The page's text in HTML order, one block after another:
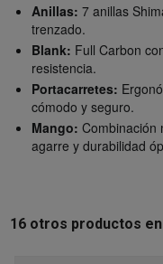
Anillas: 7 anillas
trenzado.
Blank: Full Carbon
resistencia.
Portacarretes:
cómodo y seguro.
Mango: Combinación
agarre y durabilidad
16 otros productos